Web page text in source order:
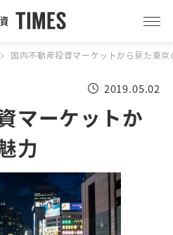
国内不動産投資マーケットから見た東京
2019.05.02
マーケットか
力